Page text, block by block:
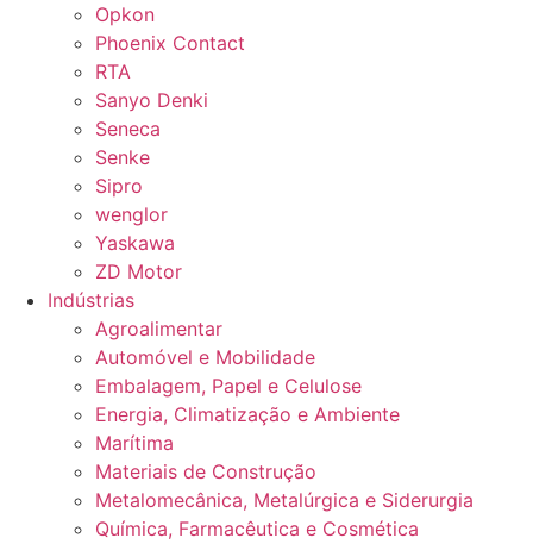
Opkon
Phoenix Contact
RTA
Sanyo Denki
Seneca
Senke
Sipro
wenglor
Yaskawa
ZD Motor
Indústrias
Agroalimentar
Automóvel e Mobilidade
Embalagem, Papel e Celulose
Energia, Climatização e Ambiente
Marítima
Materiais de Construção
Metalomecânica, Metalúrgica e Siderurgia
Química, Farmacêutica e Cosmética